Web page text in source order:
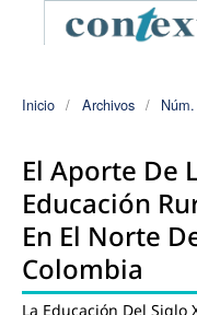
Inicio / Archivos /
El Aporte De
Educación
En El Norte
Colombia
La Educación Del Siglo